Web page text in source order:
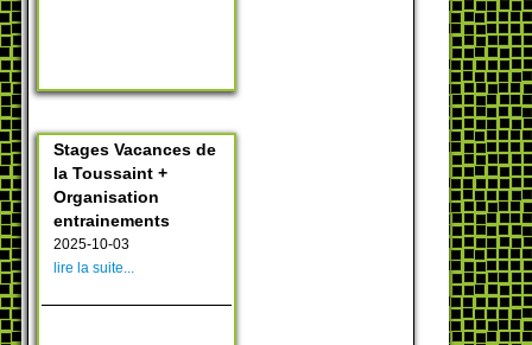
Stages Vacances de
la Toussaint +
Organisation
entrainements
2025-10-03
lire la suite...